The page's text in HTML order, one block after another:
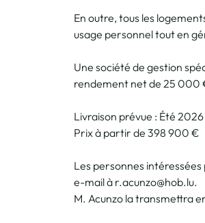
En outre, tous les
usage personnel tout en
Une société de gestion
rendement net de 25 000
Livraison prévue : Été 2026
Prix à partir de 398 900 €
Les personnes
e-mail à r.acunzo@hob.lu.
M. Acunzo la transmettra